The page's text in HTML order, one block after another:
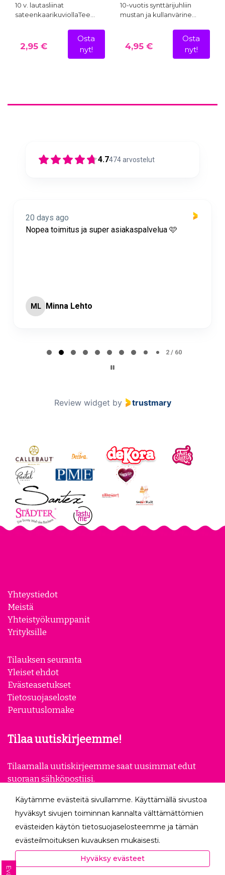
10 v. lautasliinat
sateenkaarikuviollaTee…
2,95 €
Osta
nyt!
10-vuotis synttärijuhliin
mustan ja kullanvärine…
4,95 €
Osta
nyt!
4.7474arvostelut
20 days ago
Nopea toimitus ja super asiakaspalvelua 🩷
ML Minna Lehto
2 / 60
Review widget by trustmary
Yhteystiedot
Meistä
Yhteistyökumppanit
Yrityksille
Tilauksen seuranta
Yleiset ehdot
Evästeasetukset
Tietosuojaseloste
Peruutuslomake
Tilaa uutiskirjeemme!
Tilaamalla uutiskirjeemme saat uusimmat edut
suoraan sähköpostiisi.
Seuraa meitä
Käytämme evästeitä sivullamme. Käyttämällä sivustoa
hyväksyt sivujen toiminnan kannalta välttämättömien
evästeiden käytön tietosuojaselosteemme ja tämän
evästeilmoituksen kuvauksen mukaisesti.
Hyväksyessäsi analytiikka- ja markkinointievästeet
autat meitä mittaamaan ja analysoimaan
Hyväksy evästeet